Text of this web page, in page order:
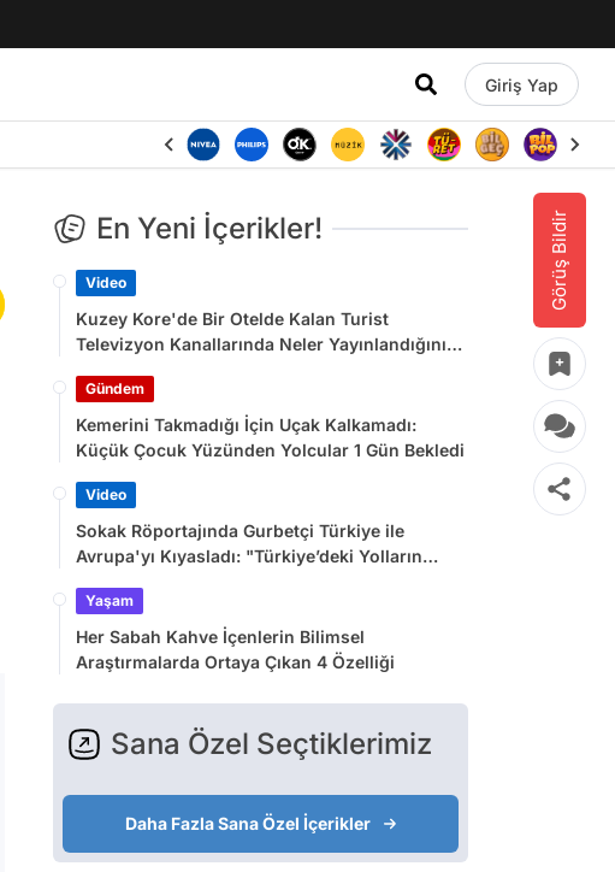
Giriş Yap
Görüş Bildir
En Yeni İçerikler!
Video
Kuzey Kore'de Bir Otelde Kalan Turist
Televizyon Kanallarında Neler Yayınlandığını
Gündem
Kemerini Takmadığı İçin Uçak Kalkamadı:
Küçük Çocuk Yüzünden Yolcular 1 Gün Bekledi
Video
Sokak Röportajında Gurbetçi Türkiye ile
Avrupa'yı Kıyasladı: "Türkiye’deki Yolların
Yaşam
Her Sabah Kahve İçenlerin Bilimsel
Araştırmalarda Ortaya Çıkan 4 Özelliği
Sana Özel Seçtiklerimiz
Daha Fazla Sana Özel İçerikler